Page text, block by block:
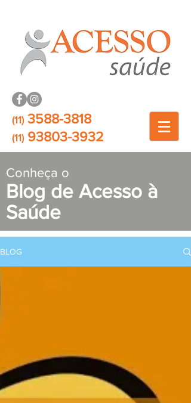
(11)3588-3818
(11)93803-3932
Conheça o
Blog de Acesso à
Saúde
BLOG